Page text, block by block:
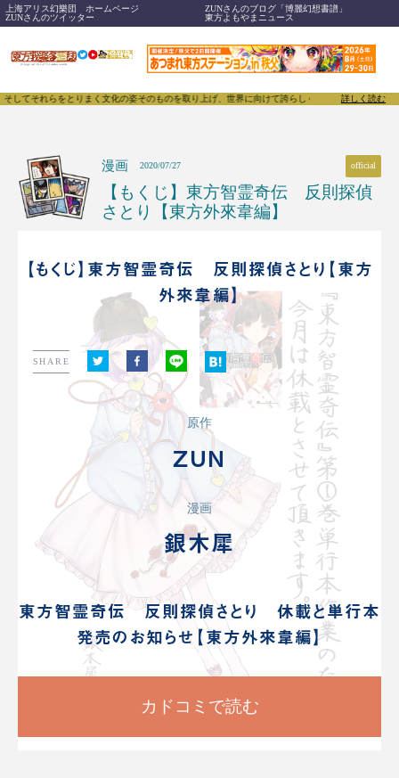
上海アリス幻樂団 ホームページ
ZUNさんのブログ「博麗幻想書譜」
ZUNさんのツイッター
東方よもやまニュース
らをとりまく文化の姿そのものを取り上げ、世界に向けて誇らしく発信することで、東方
詳しく読む
漫画 2020/07/27 official
【もくじ】東方智霊奇伝 反則探偵
さとり【東方外來韋編】
【もくじ】東方智霊奇伝 反則探偵さとり【東方
外來韋編】
SHARE
原作
ZUN
漫画
銀木犀
東方智霊奇伝 反則探偵さとり 休載と単行本
発売のお知らせ【東方外來韋編】
カドコミで読む